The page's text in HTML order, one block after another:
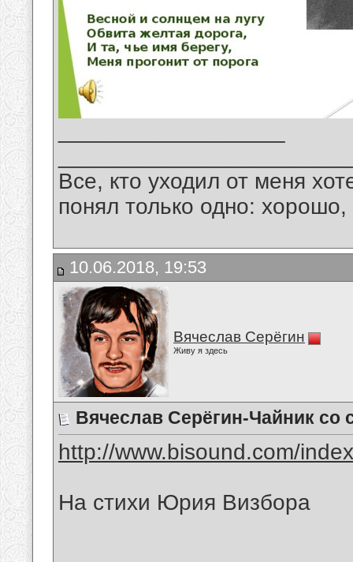
Все, кто уходил от меня
понял только одно:
10.06.2018, 19:53
Вячеслав Серёгин
Живу я здесь
Вячеслав Серёгин-Чайник со
http://www.bisound.com/
На стихи Юрия Визбора